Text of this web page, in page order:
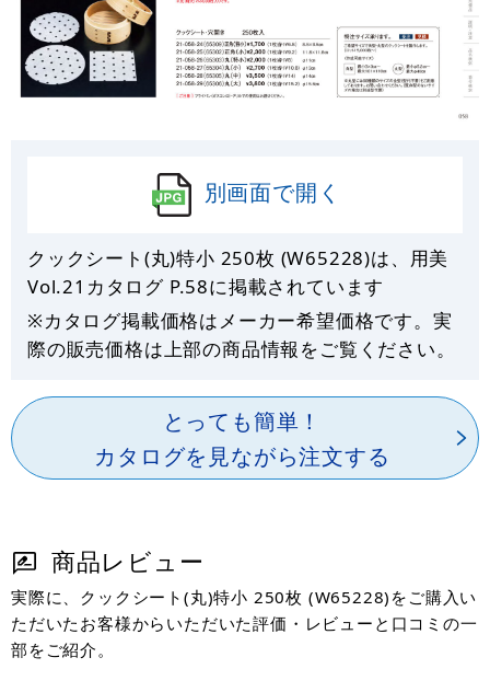
別画面で開く
クックシート(丸)特小 250枚 (W65228)は、用美
Vol.21カタログ P.58に掲載されています
※カタログ掲載価格はメーカー希望価格です。実
際の販売価格は上部の商品情報をご覧ください。
とっても簡単！
カタログを見ながら注文する
商品レビュー
実際に、クックシート(丸)特小 250枚 (W65228)をご購入い
ただいたお客様からいただいた評価・レビューと口コミの一
部をご紹介。